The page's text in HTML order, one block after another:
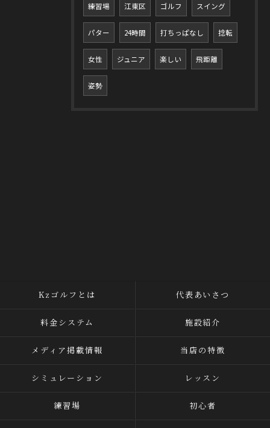
練習場 江東区 ゴルフ スイング
パター 24時間 打ちっぱなし 捻転
女性 ジュニア 楽しい 飛距離
姿勢
Kzゴルフとは 代表あいさつ
料金システム 施設紹介
メディア掲載情報 当店の特徴
シミュレーション レッスン
練習場 初心者